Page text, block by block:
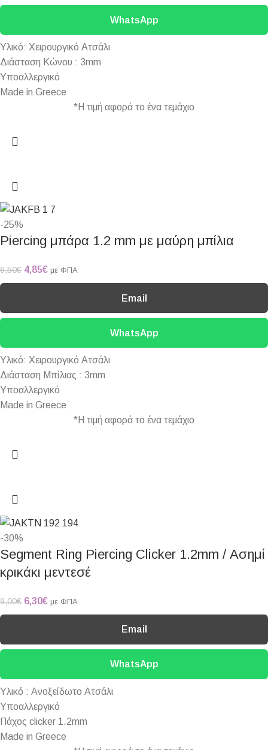
WhatsApp
Υλικό: Χειρουργικό Ατσάλι
Διάσταση Κώνου : 3mm
Υποαλλεργικό
Made in Greece
*Η τιμή αφορά το ένα τεμάχιο
-25%
Piercing μπάρα 1.2 mm με μαύρη μπίλια
6,50€ 4,85€ με ΦΠΑ
Email
WhatsApp
Υλικό: Χειρουργικό Ατσάλι
Διάσταση Μπίλιας : 3mm
Υποαλλεργικό
Made in Greece
*Η τιμή αφορά το ένα τεμάχιο
-30%
Segment Ring Piercing Clicker 1.2mm / Ασημί
κρικάκι μεντεσέ
9,00€ 6,30€ με ΦΠΑ
Email
WhatsApp
Υλικό : Ανοξείδωτο Ατσάλι
Υποαλλεργικό
Πάχος clicker 1.2mm
Made in Greece